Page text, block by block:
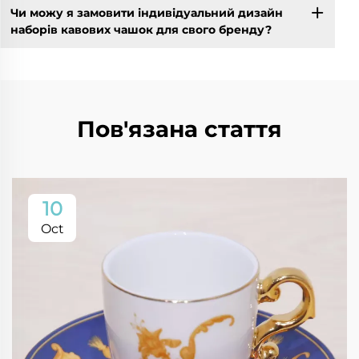
Чи можу я замовити індивідуальний дизайн
наборів кавових чашок для свого бренду?
Пов'язана стаття
10
Oct